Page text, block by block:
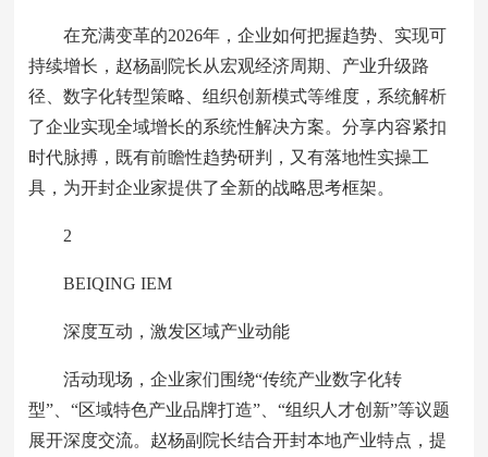
在充满变革的2026年，企业如何把握趋势、实现可
持续增长，赵杨副院长从宏观经济周期、产业升级路
径、数字化转型策略、组织创新模式等维度，系统解析
了企业实现全域增长的系统性解决方案。分享内容紧扣
时代脉搏，既有前瞻性趋势研判，又有落地性实操工
具，为开封企业家提供了全新的战略思考框架。
2
BEIQING IEM
深度互动，激发区域产业动能
活动现场，企业家们围绕“传统产业数字化转
型”、“区域特色产业品牌打造”、“组织人才创新”等议题
展开深度交流。赵杨副院长结合开封本地产业特点，提